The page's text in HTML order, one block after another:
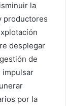
la
productores
desplegar
de
impulsar
por la